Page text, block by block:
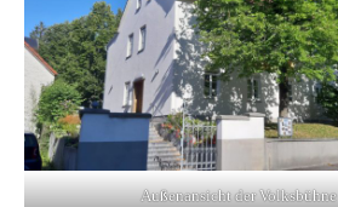
Außenansicht der Volksbühne